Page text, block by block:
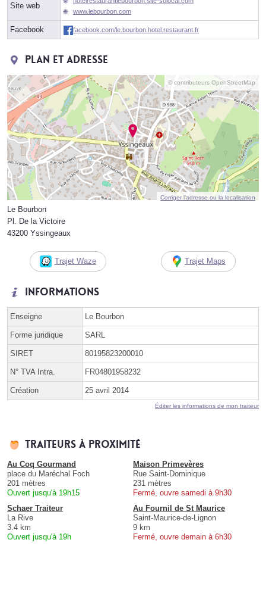
Site web
www.lebourbon.com
Facebook facebook.com/le.bourbon.hotel.restaurant.fr
Plan et adresse
© contributeurs OpenStreetMap
Corriger l’adresse ou la localisation
Le Bourbon
Pl. De la Victoire
43200 Yssingeaux
Trajet Waze Trajet Maps
Informations
Enseigne Le Bourbon
Forme juridique SARL
SIRET 80195823200010
N° TVA Intra. FR04801958232
Création 25 avril 2014
Éditer les informations de mon traiteur
Traiteurs à proximité
Au Coq Gourmand
place du Maréchal Foch
201 mètres
Ouvert jusqu'à 19h15
Maison Primevères
Rue Saint-Dominique
231 mètres
Fermé, ouvre samedi à 9h30
Schaer Traiteur
La Rive
3.4 km
Ouvert jusqu'à 19h
Au Fournil de St Maurice
Saint-Maurice-de-Lignon
9 km
Fermé, ouvre demain à 6h30